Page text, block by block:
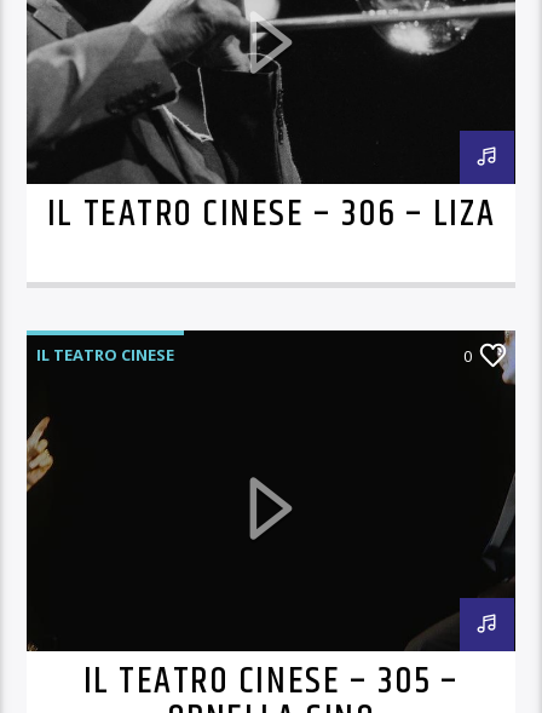
IL TEATRO CINESE – 306 – LIZA
IL TEATRO CINESE 0
IL TEATRO CINESE – 305 –